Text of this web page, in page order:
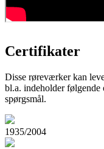
Certifikater
Disse røreværker kan
bl.a. indeholder
spørgsmål.
1935/2004